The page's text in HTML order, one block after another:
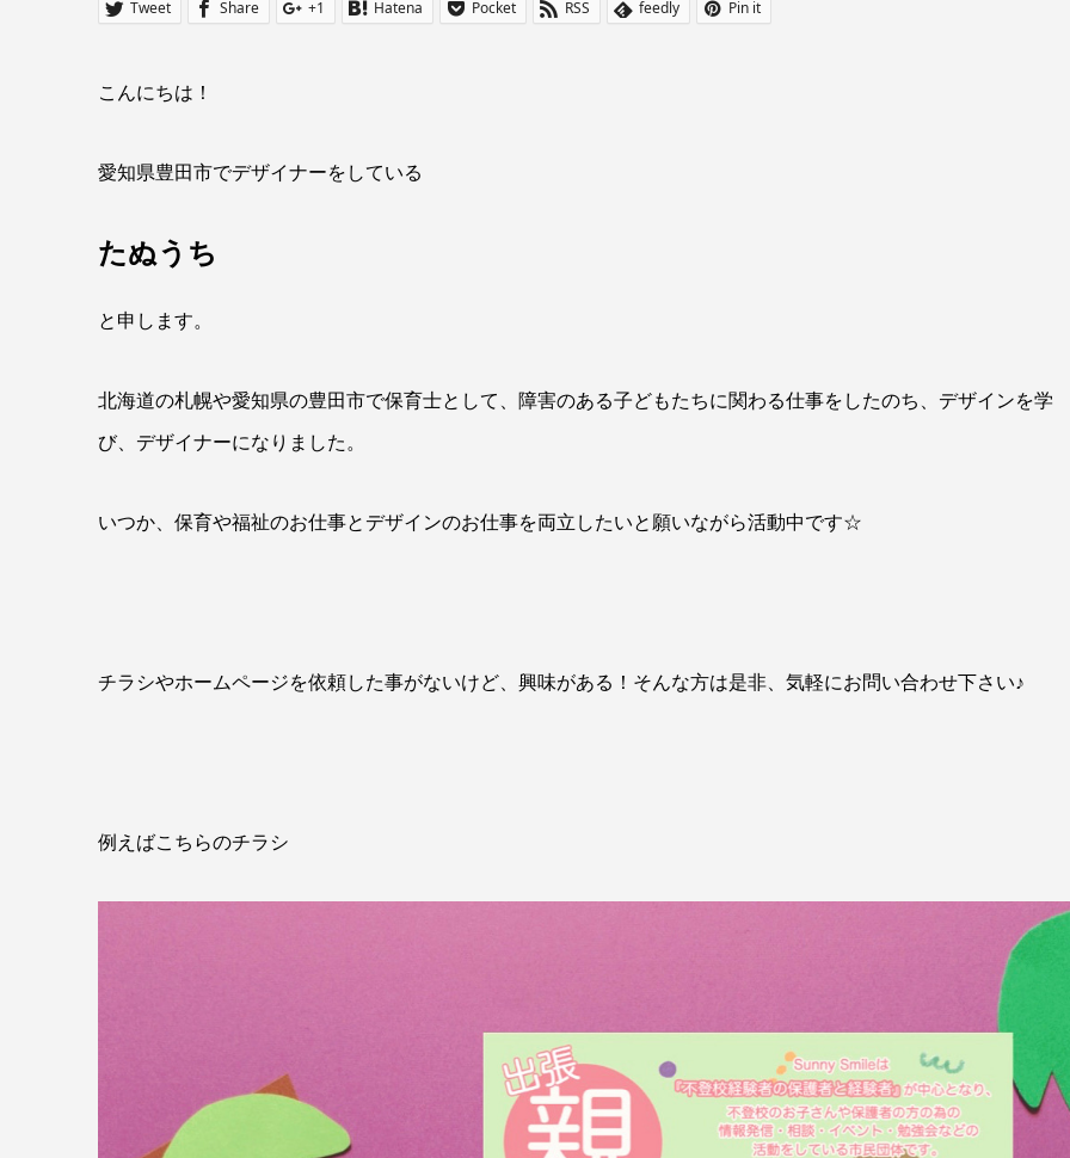
Tweet Share +1 Hatena Pocket RSS feedly Pin it
こんにちは！
愛知県豊田市でデザイナーをしている
たぬうち
と申します。
北海道の札幌や愛知県の豊田市で保育士として、障害のある子どもたちに関わる仕事をしたのち、デザインを学
び、デザイナーになりました。
いつか、保育や福祉のお仕事とデザインのお仕事を両立したいと願いながら活動中です☆
チラシやホームページを依頼した事がないけど、興味がある！そんな方は是非、気軽にお問い合わせ下さい♪
例えばこちらのチラシ